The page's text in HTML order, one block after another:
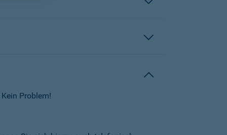
Problem!